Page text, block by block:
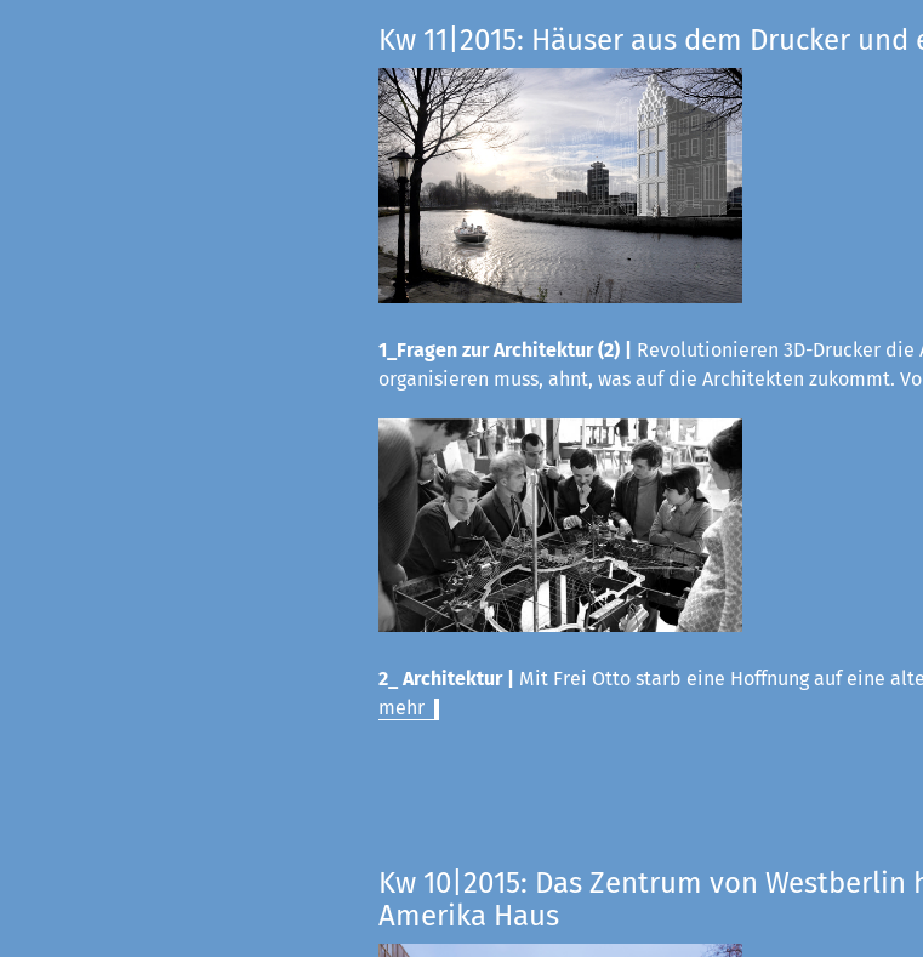
Kw 11|2015: Häuser aus dem Drucker
1_Fragen zur Architektur (2) |
Revolutionieren 3D-Drucker
organisieren muss, ahnt, was auf die Architekten zukommt.
2_ Architektur | Mit Frei Otto starb eine Hoffnung auf eine
mehr
Kw 10|2015: Das Zentrum von Westberlin
Amerika Haus